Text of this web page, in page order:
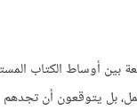
بين أوساط الكتاب
بل يتوقعون أن تجدهم